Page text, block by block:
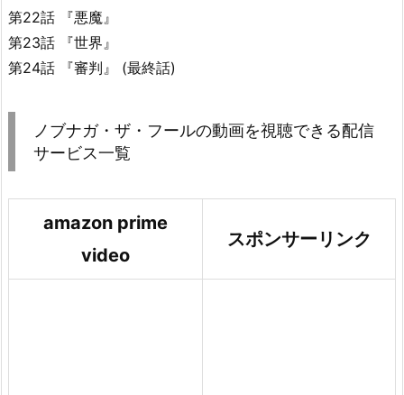
第22話 『悪魔』
第23話 『世界』
第24話 『審判』 (最終話)
ノブナガ・ザ・フールの動画を視聴できる配信
サービス一覧
amazon prime
video
スポンサーリンク